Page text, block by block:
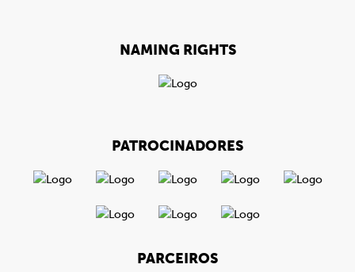
NAMING RIGHTS
PATROCINADORES
PARCEIROS